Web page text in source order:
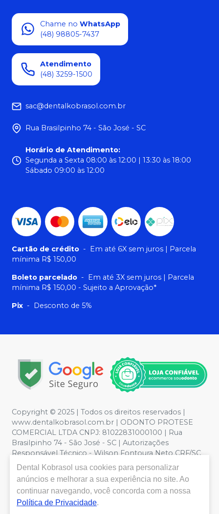
Chame no WhatsApp
(48) 98805-7437
Atendimento
(48) 3259-1500
sac@dentalkobrasol.com.br
Rua Brasilpinho 74 - São José - SC
Horário de Atendimento:
Segunda a Sexta 08:00 às 12:00 | 13:30 às 18:00
Sábado 09:00 às 12:00
Cartão de crédito - Em até 6X sem juros | Parcela
mínima R$ 150,00
Boleto parcelado - Em até 3X sem juros | Parcela
mínima R$ 150,00 - Sujeito a Aprovação*
Pix - Desconto de 5%
Copyright © 2025 | Todos os direitos reservados |
www.dentalkobrasol.com.br | ODONTO PROTESE
COMERCIAL LTDA CNPJ: 81022831000100 | Rua
Brasilpinho 74 - São José - SC | Autorizações
Responsável Técnico - Wilson Fontoura Neto CRF/SC
12450 | Política de Privacidade e Segurança - Fotos
meramente ilustrativas - Os preços e condições da loja
virtual estão sujeitos a alterações. Em caso de
divergência de preços no site, o valor válido é o do
Carrinho de Compra. Não vendemos por atacado, por
Dental Kobrasol usa cookies para personalizar
anúncios e melhorar a sua experiência no site. Ao
continuar navegando, você concorda com a nossa
Política de Privacidade.